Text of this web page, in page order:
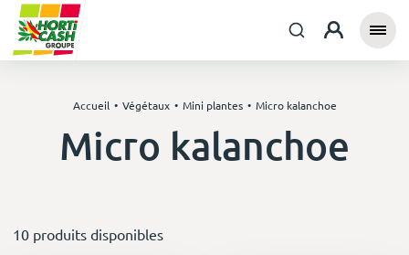
Accueil Végétaux Mini plantes Micro kalanchoe
Micro kalanchoe
10 produits disponibles